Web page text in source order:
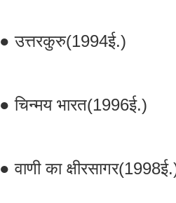
● उत्तरकुरु(1994ई.)
● चिन्मय भारत(1996ई.)
● वाणी का